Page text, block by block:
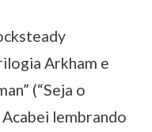
Arkham e
(“Seja o
Acabei lembrando